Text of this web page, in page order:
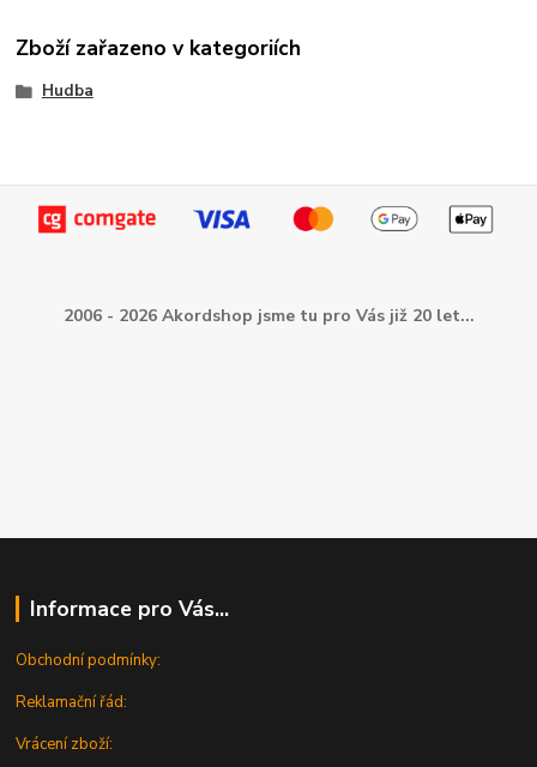
Zboží zařazeno v kategoriích
Hudba
2006 - 2026 Akordshop jsme tu pro Vás již 20 let...
Informace pro Vás...
Obchodní podmínky:
Reklamační řád:
Vrácení zboží: